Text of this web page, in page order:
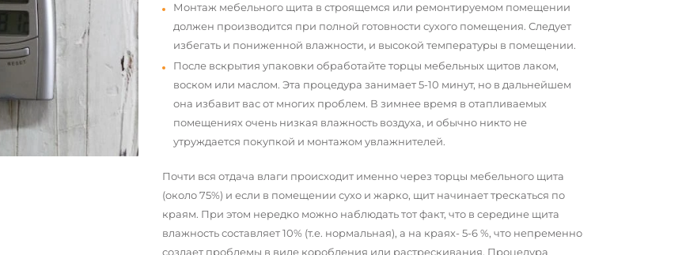
Монтаж мебельного щита в строящемся или ремонтируемом помещении
должен производится при полной готовности сухого помещения. Следует
избегать и пониженной влажности, и высокой температуры в помещении.
После вскрытия упаковки обработайте торцы мебельных щитов лаком,
воском или маслом. Эта процедура занимает 5-10 минут, но в дальнейшем
она избавит вас от многих проблем. В зимнее время в отапливаемых
помещениях очень низкая влажность воздуха, и обычно никто не
утруждается покупкой и монтажом увлажнителей.
Почти вся отдача влаги происходит именно через торцы мебельного щита
(около 75%) и если в помещении сухо и жарко, щит начинает трескаться по
краям. При этом нередко можно наблюдать тот факт, что в середине щита
влажность составляет 10% (т.е. нормальная), а на краях- 5-6 %, что непременно
создает проблемы в виде коробления или растрескивания. Процедура